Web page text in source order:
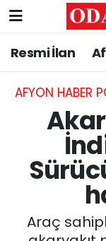
Resmi İlan
AFYON HABER
Araç
Resmi İlan
ASAYİŞ
GÜNCEL
SİYASET
EĞİTİM
Nöbetçi
Hava
Trafik
Süper Lig
Tüm
Son